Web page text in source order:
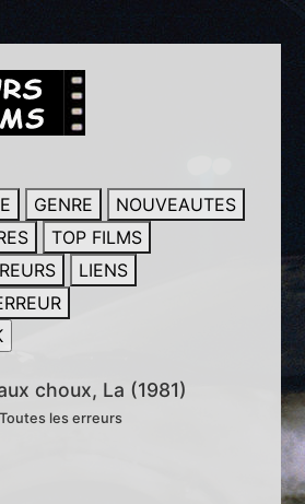
GENRE
NOUVEAUTES
TOP FILMS
LIENS
choux, La (1981)
Toutes les erreurs